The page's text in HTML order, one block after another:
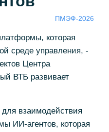
ПМЭФ-2026
которая
среде управления, -
Центра
ВТБ развивает
взаимодействия
ИИ-агентов, которая